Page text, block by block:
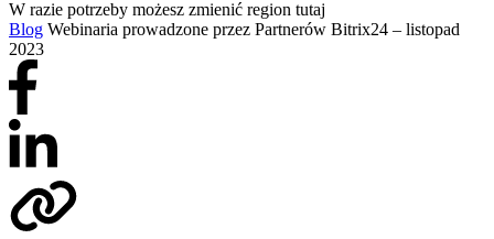
W razie potrzeby możesz zmienić region tutaj
Blog Webinaria prowadzone przez Partnerów Bitrix24 – listopad
2023